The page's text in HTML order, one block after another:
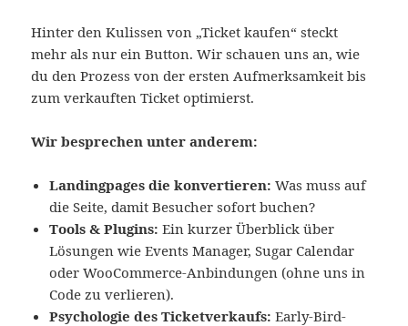
Hinter den Kulissen von „Ticket kaufen“ steckt
mehr als nur ein Button. Wir schauen uns an, wie
du den Prozess von der ersten Aufmerksamkeit bis
zum verkauften Ticket optimierst.
Wir besprechen unter anderem:
Landingpages die konvertieren: Was muss auf
die Seite, damit Besucher sofort buchen?
Tools & Plugins: Ein kurzer Überblick über
Lösungen wie Events Manager, Sugar Calendar
oder WooCommerce-Anbindungen (ohne uns in
Code zu verlieren).
Psychologie des Ticketverkaufs: Early-Bird-